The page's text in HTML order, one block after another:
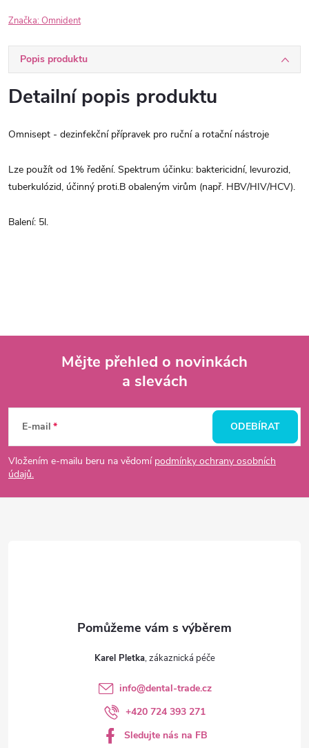
Značka: Omnident
Popis produktu
Detailní popis produktu
Omnisept - dezinfekční přípravek pro ruční a rotační nástroje
Lze použít od 1% ředění. Spektrum účinku: baktericidní, levurozid,
tuberkulózid, účinný proti.B obaleným virům (např. HBV/HIV/HCV).
Balení: 5l.
p
a
Mějte přehled o novinkách
a slevách
E-mail
Vložením e-mailu beru na vědomí podmínky ochrany osobních
údajů.
ODEBÍRAT
Karel Pletka
info@dental-trade.cz
+420 724 393 271
Sledujte nás na FB